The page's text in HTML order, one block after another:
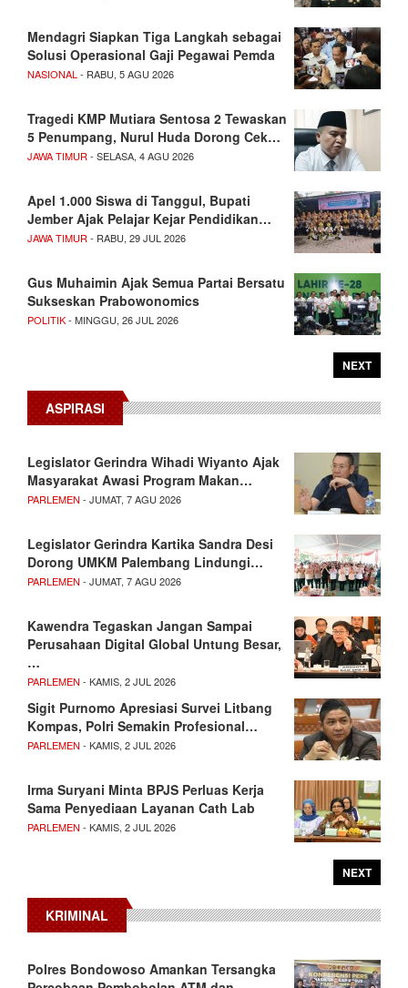
Mendagri Siapkan Tiga Langkah sebagai
Solusi Operasional Gaji Pegawai Pemda
NASIONAL - RABU, 5 AGU 2026
Tragedi KMP Mutiara Sentosa 2 Tewaskan
5 Penumpang, Nurul Huda Dorong Cek…
JAWA TIMUR - SELASA, 4 AGU 2026
Apel 1.000 Siswa di Tanggul, Bupati
Jember Ajak Pelajar Kejar Pendidikan…
JAWA TIMUR - RABU, 29 JUL 2026
Gus Muhaimin Ajak Semua Partai Bersatu
Sukseskan Prabowonomics
POLITIK- MINGGU, 26 JUL 2026
NEXT
ASPIRASI
Legislator Gerindra Wihadi Wiyanto Ajak
Masyarakat Awasi Program Makan…
PARLEMEN - JUMAT, 7 AGU 2026
Legislator Gerindra Kartika Sandra Desi
Dorong UMKM Palembang Lindungi…
PARLEMEN - JUMAT, 7 AGU 2026
Kawendra Tegaskan Jangan Sampai
Perusahaan Digital Global Untung Besar,
…
PARLEMEN - KAMIS, 2 JUL 2026
Sigit Purnomo Apresiasi Survei Litbang
Kompas, Polri Semakin Profesional…
PARLEMEN - KAMIS, 2 JUL 2026
Irma Suryani Minta BPJS Perluas Kerja
Sama Penyediaan Layanan Cath Lab
PARLEMEN - KAMIS, 2 JUL 2026
NEXT
KRIMINAL
Polres Bondowoso Amankan Tersangka